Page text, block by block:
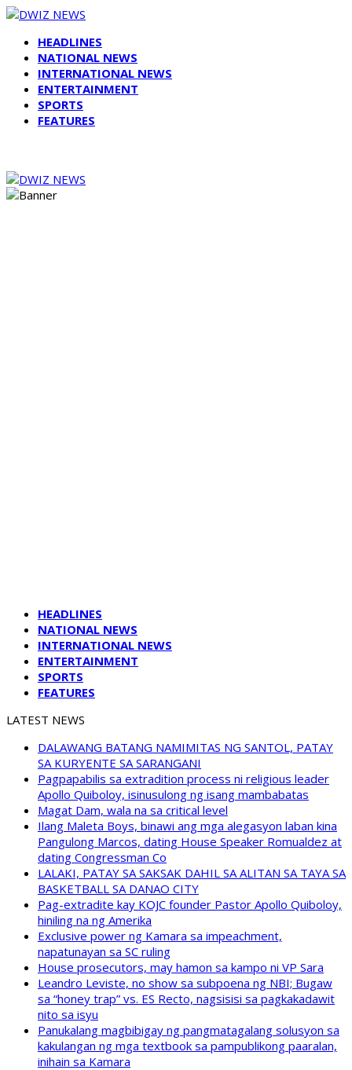
HEADLINES
NATIONAL NEWS
INTERNATIONAL NEWS
ENTERTAINMENT
SPORTS
FEATURES
HEADLINES
NATIONAL NEWS
INTERNATIONAL NEWS
ENTERTAINMENT
SPORTS
FEATURES
LATEST NEWS
DALAWANG BATANG NAMIMITAS NG SANTOL, PATAY
SA KURYENTE SA SARANGANI
Pagpapabilis sa extradition process ni religious leader
Apollo Quiboloy, isinusulong ng isang mambabatas
Magat Dam, wala na sa critical level
Ilang Maleta Boys, binawi ang mga alegasyon laban kina
Pangulong Marcos, dating House Speaker Romualdez at
dating Congressman Co
LALAKI, PATAY SA SAKSAK DAHIL SA ALITAN SA TAYA SA
BASKETBALL SA DANAO CITY
Pag-extradite kay KOJC founder Pastor Apollo Quiboloy,
hiniling na ng Amerika
Exclusive power ng Kamara sa impeachment,
napatunayan sa SC ruling
House prosecutors, may hamon sa kampo ni VP Sara
Leandro Leviste, no show sa subpoena ng NBI; Bugaw
sa “honey trap” vs. ES Recto, nagsisisi sa pagkakadawit
nito sa isyu
Panukalang magbibigay ng pangmatagalang solusyon sa
kakulangan ng mga textbook sa pampublikong paaralan,
inihain sa Kamara